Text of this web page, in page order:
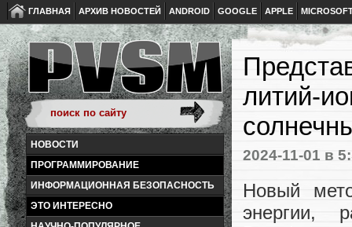
ГЛАВНАЯ АРХИВ НОВОСТЕЙ ANDROID GOOGLE APPLE
НОВОСТИ
ПРОГРАММИРОВАНИЕ
ИНФОРМАЦИОННАЯ БЕЗОПАСНОСТЬ
ЭТО ИНТЕРЕСНО
литий-
2024-11-01 в
Новый
энергии,